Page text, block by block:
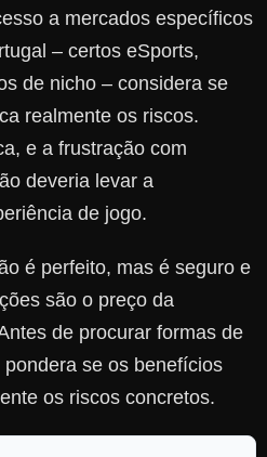
a mercados específicos
– certos eSports,
de nicho – considera se
realmente os riscos.
e a frustração com
deveria levar a
de jogo.
é perfeito, mas é seguro e
são o preço da
de procurar formas de
se os benefícios
os riscos concretos.